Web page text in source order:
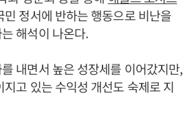
정서에 반하는 행동으로 비난을
해석이 나온다.
내면서 높은 성장세를 이어갔지만,
고 있는 수익성 개선도 숙제로 지